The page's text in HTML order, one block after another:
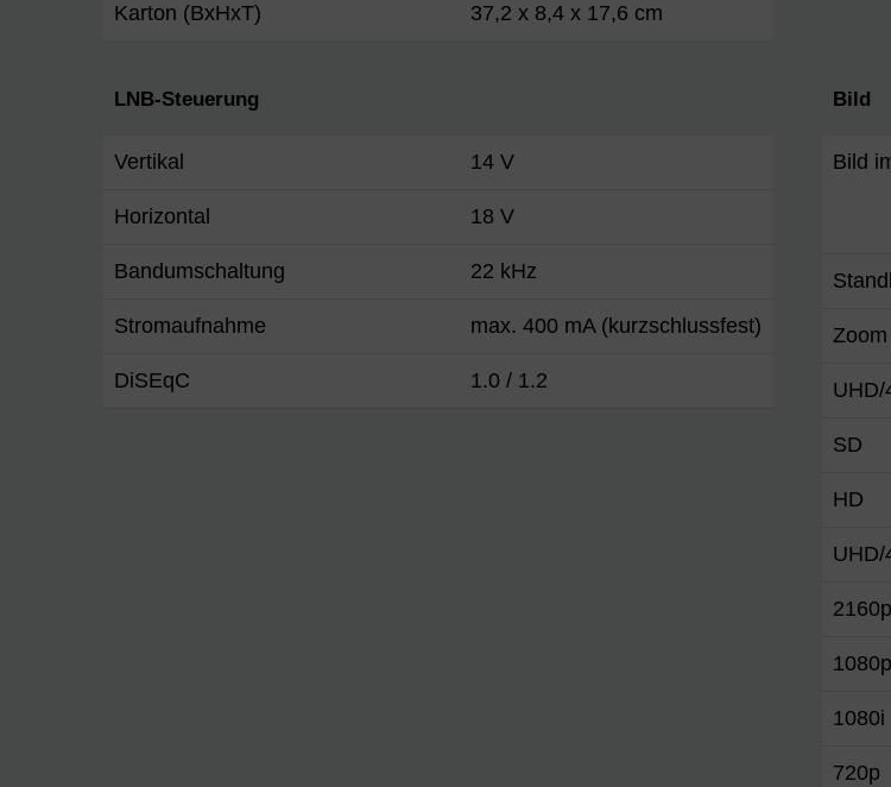
Karton (BxHxT) 37,2 x 8,4 x 17,6 cm
LNB-Steuerung
Vertikal 14 V
Horizontal 18 V
Bandumschaltung 22 kHz
Stromaufnahme max. 400 mA (kurzschlussfest)
DiSEqC 1.0 / 1.2
Bild
Bild
Zoom
UHD/
SD
HD
UHD/
2160p
1080p
1080i
720p